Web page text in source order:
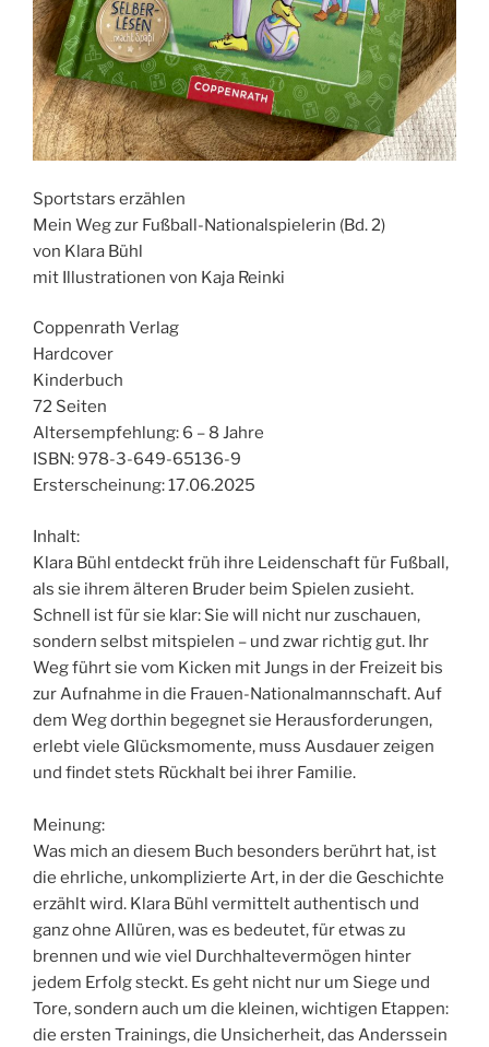
Sportstars erzählen
Mein Weg zur Fußball-Nationalspielerin (Bd. 2)
von Klara Bühl
mit Illustrationen von Kaja Reinki
Coppenrath Verlag
Hardcover
Kinderbuch
72 Seiten
Altersempfehlung: 6 – 8 Jahre
ISBN: 978-3-649-65136-9
Ersterscheinung: 17.06.2025
Inhalt:
Klara Bühl entdeckt früh ihre Leidenschaft für Fußball,
als sie ihrem älteren Bruder beim Spielen zusieht.
Schnell ist für sie klar: Sie will nicht nur zuschauen,
sondern selbst mitspielen – und zwar richtig gut. Ihr
Weg führt sie vom Kicken mit Jungs in der Freizeit bis
zur Aufnahme in die Frauen-Nationalmannschaft. Auf
dem Weg dorthin begegnet sie Herausforderungen,
erlebt viele Glücksmomente, muss Ausdauer zeigen
und findet stets Rückhalt bei ihrer Familie.
Meinung:
Was mich an diesem Buch besonders berührt hat, ist
die ehrliche, unkomplizierte Art, in der die Geschichte
erzählt wird. Klara Bühl vermittelt authentisch und
ganz ohne Allüren, was es bedeutet, für etwas zu
brennen und wie viel Durchhaltevermögen hinter
jedem Erfolg steckt. Es geht nicht nur um Siege und
Tore, sondern auch um die kleinen, wichtigen Etappen:
die ersten Trainings, die Unsicherheit, das Anderssein